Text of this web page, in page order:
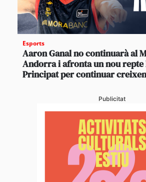
Esports
Aaron Ganal no continuarà al
Andorra i afronta un nou
Principat per continuar
Publicitat